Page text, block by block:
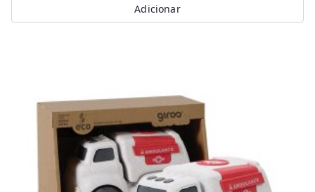
Adicionar